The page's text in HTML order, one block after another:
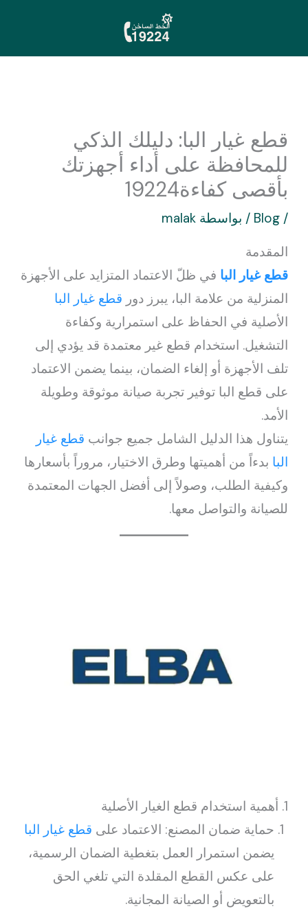
المحتوى
قطع غيار البا: دليلك الذكي
للمحافظة على أداء أجهزتك
بأقصى كفاءة19224
/
Blog / بواسطة malak
المقدمة
قطع غيار البا في ظلّ الاعتماد المتزايد على الأجهزة
المنزلية من علامة البا، يبرز دور قطع غيار البا
الأصلية في الحفاظ على استمرارية وكفاءة
التشغيل. استخدام قطع غير معتمدة قد يؤدي إلى
تلف الأجهزة أو إلغاء الضمان، بينما يضمن الاعتماد
على قطع البا توفير تجربة صيانة موثوقة وطويلة
الأمد.
يتناول هذا الدليل الشامل جميع جوانب قطع غيار
البا بدءاً من أهميتها وطرق الاختيار، مروراً بأسعارها
وكيفية الطلب، وصولاً إلى أفضل الجهات المعتمدة
للصيانة والتواصل معها.
1. أهمية استخدام قطع الغيار الأصلية
حماية ضمان المصنع: الاعتماد على قطع غيار البا
يضمن استمرار العمل بتغطية الضمان الرسمية،
على عكس القطع المقلدة التي تلغي الحق
بالتعويض أو الصيانة المجانية.